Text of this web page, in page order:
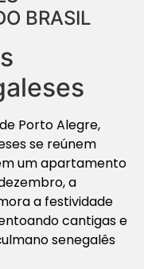
BRASIL
Porto Alegre,
se reúnem
um apartamento
a
a festividade
cantigas e
senegalês